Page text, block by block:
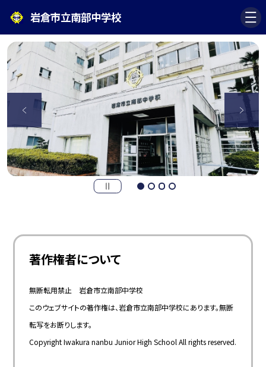
岩倉市立南部中学校
著作権者について
無断転用禁止 岩倉市立南部中学校
このウェブサイトの著作権は、岩倉市立南部中学校にあります。無断
転写をお断りします。
Copyright Iwakura nanbu Junior High School All rights reserved.